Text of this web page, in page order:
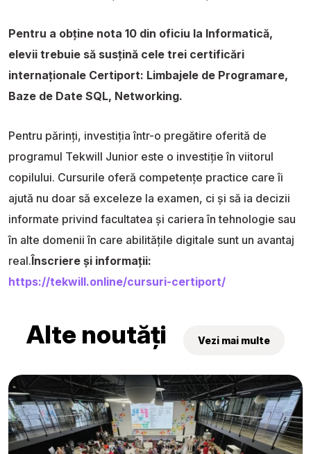
Pentru a obține nota 10 din oficiu la Informatică,
elevii trebuie să susțină cele trei certificări
internaționale Certiport: Limbajele de Programare,
Baze de Date SQL, Networking.
Pentru părinți, investiția într-o pregătire oferită de
programul Tekwill Junior este o investiție în viitorul
copilului. Cursurile oferă competențe practice care îi
ajută nu doar să exceleze la examen, ci și să ia decizii
informate privind facultatea și cariera în tehnologie sau
în alte domenii în care abilitățile digitale sunt un avantaj
real.Înscriere și informații:
https://tekwill.online/cursuri-certiport/
Alte noutăți Vezi mai multe